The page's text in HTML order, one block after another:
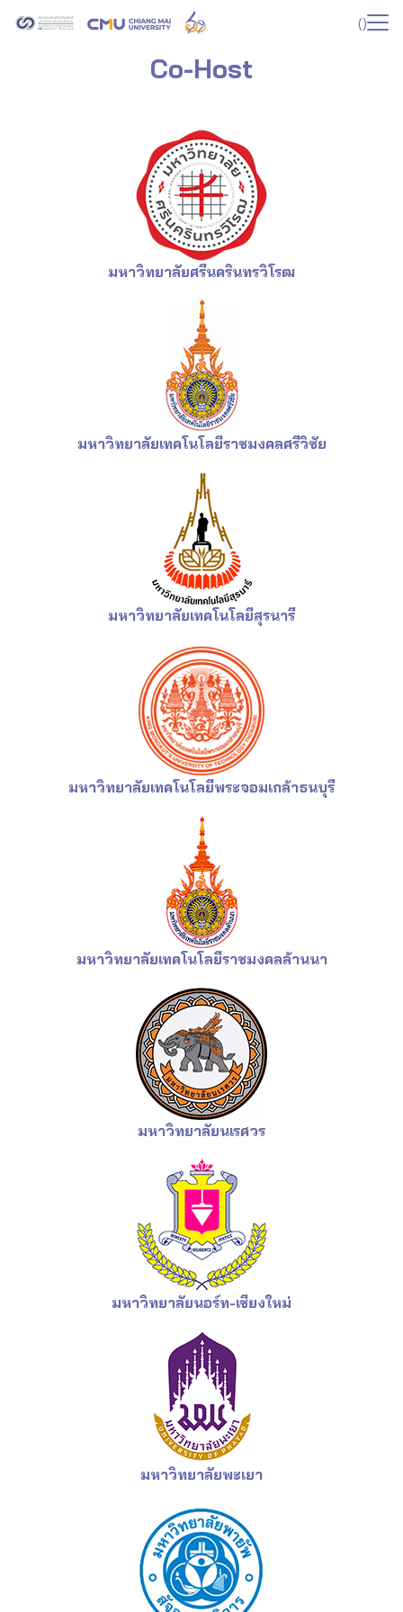
()
Co-Host
มหาวิทยาลัยศรีนครินทรวิโรฒ
มหาวิทยาลัยเทคโนโลยีราชมงคลศรีวิชัย
มหาวิทยาลัยเทคโนโลยีสุรนารี
มหาวิทยาลัยเทคโนโลยีพระจอมเกล้าธนบุรี
มหาวิทยาลัยเทคโนโลยีราชมงคลล้านนา
มหาวิทยาลัยนเรศวร
มหาวิทยาลัยนอร์ท-เชียงใหม่
มหาวิทยาลัยพะเยา